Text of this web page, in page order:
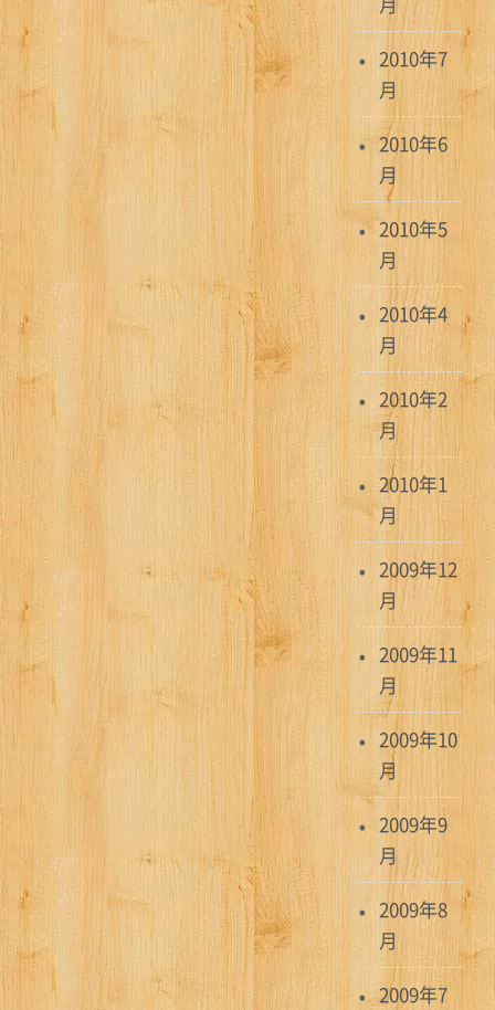
2010年7
月
2010年6
月
2010年5
月
2010年4
月
2010年2
月
2010年1
月
2009年12
月
2009年11
月
2009年10
月
2009年9
月
2009年8
月
2009年7